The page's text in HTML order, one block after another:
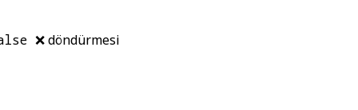
❌döndürmesi